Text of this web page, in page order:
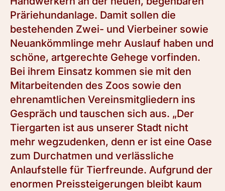
Präriehundanlage. Damit sollen die
bestehenden Zwei- und Vierbeiner sowie
Neuankömmlinge mehr Auslauf haben und
schöne, artgerechte Gehege vorfinden.
Bei ihrem Einsatz kommen sie mit den
Mitarbeitenden des Zoos sowie den
ehrenamtlichen Vereinsmitgliedern ins
Gespräch und tauschen sich aus. „Der
Tiergarten ist aus unserer Stadt nicht
mehr wegzudenken, denn er ist eine Oase
zum Durchatmen und verlässliche
Anlaufstelle für Tierfreunde. Aufgrund der
enormen Preissteigerungen bleibt kaum